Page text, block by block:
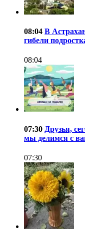
08:04 В
гибели
08:04
07:30 Друзья,
мы делимся с
07:30